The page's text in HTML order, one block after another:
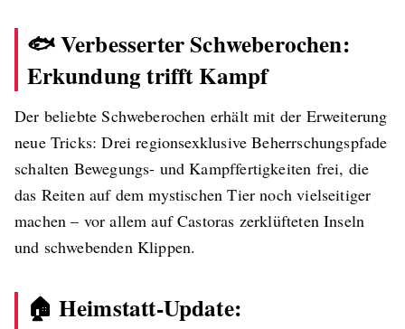
🐟 Verbesserter Schweberochen:
Erkundung trifft Kampf
Der beliebte Schweberochen erhält mit der Erweiterung
neue Tricks: Drei regionsexklusive Beherrschungspfade
schalten Bewegungs- und Kampffertigkeiten frei, die
das Reiten auf dem mystischen Tier noch vielseitiger
machen – vor allem auf Castoras zerklüfteten Inseln
und schwebenden Klippen.
🏠 Heimstatt-Update: